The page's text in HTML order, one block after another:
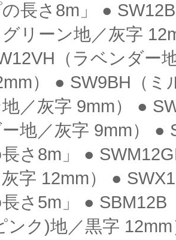
長さ8m」 ●
グリーン地／灰字
（ラベンダー
） ● SW9BH（
地／灰字 9mm） ●
ー地／灰字 9mm） ●
さ8m」 ●
灰字 12mm） ●
さ5m」 ● SBM12B
ンク)地／黒字